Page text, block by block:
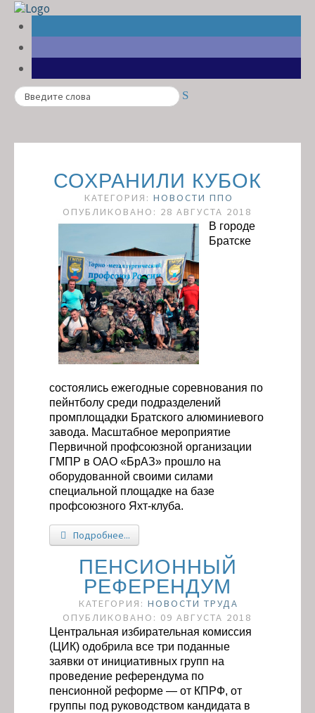
Search
СОХРАНИЛИ КУБОК
КАТЕГОРИЯ: НОВОСТИ ППО
ОПУБЛИКОВАНО: 28 АВГУСТА 2018
В городе
Братске
состоялись ежегодные соревнования по
пейнтболу среди подразделений
промплощадки Братского алюминиевого
завода. Масштабное мероприятие
Первичной профсоюзной организации
ГМПР в ОАО «БрАЗ» прошло на
оборудованной своими силами
специальной площадке на базе
профсоюзного Яхт-клуба.
Подробнее...
ПЕНСИОННЫЙ
РЕФЕРЕНДУМ
КАТЕГОРИЯ: НОВОСТИ ТРУДА
ОПУБЛИКОВАНО: 09 АВГУСТА 2018
Центральная избирательная комиссия
(ЦИК) одобрила все три поданные
заявки от инициативных групп на
проведение референдума по
пенсионной реформе — от КПРФ, от
группы под руководством кандидата в